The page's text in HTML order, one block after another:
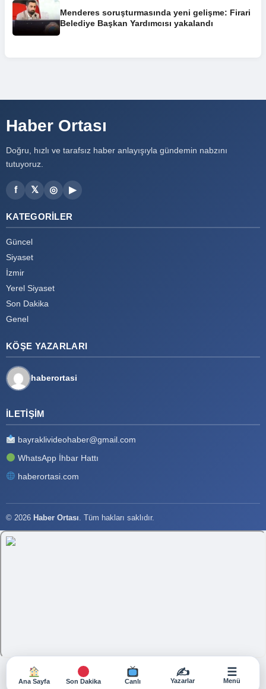
Menderes soruşturmasında yeni gelişme: Firari
Belediye Başkan Yardımcısı yakalandı
Haber Ortası
Doğru, hızlı ve tarafsız haber anlayışıyla gündemin nabzını
tutuyoruz.
f 𝕏 ◎ ▶
KATEGORILER
Güncel
Siyaset
İzmir
Yerel Siyaset
Son Dakika
Genel
KÖŞE YAZARLARI
haberortasi
İLETIŞIM
bayraklivideohaber@gmail.com
WhatsApp İhbar Hattı
haberortasi.com
© 2026 Haber Ortası . Tüm hakları saklıdır.
Ana Sayfa Son Dakika Canlı
✍️
Yazarlar
☰
Menü